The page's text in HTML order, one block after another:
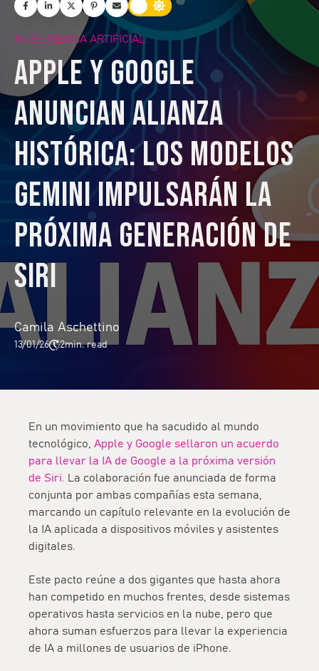
INTELIGENCIA ARTIFICIAL
Apple y Google
anuncian alianza
histórica: los modelos
Gemini impulsarán la
próxima generación de
Siri
Camila Aschettino
13/01/26 2min. read
En un movimiento que ha sacudido al mundo
tecnológico, Apple y Google sellaron un acuerdo
para llevar la IA de Google a la próxima versión
de Siri. La colaboración fue anunciada de forma
conjunta por ambas compañías esta semana,
marcando un capítulo relevante en la evolución de
la IA aplicada a dispositivos móviles y asistentes
digitales.
Este pacto reúne a dos gigantes que hasta ahora
han competido en muchos frentes, desde sistemas
operativos hasta servicios en la nube, pero que
ahora suman esfuerzos para llevar la experiencia
de IA a millones de usuarios de iPhone.